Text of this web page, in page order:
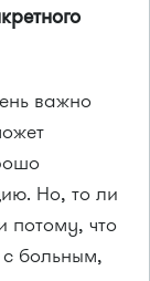
важно
Но, то ли
потому, что
больным,